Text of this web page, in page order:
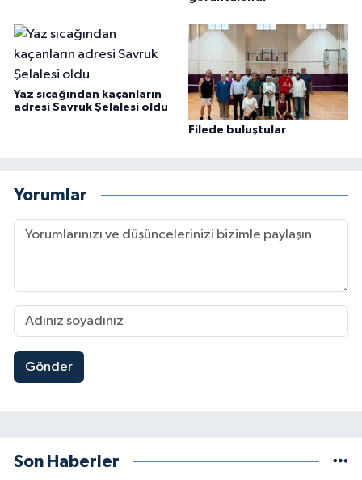
Yaz sıcağından kaçanların
adresi Savruk Şelalesi oldu
Filede buluştular
Yorumlar
Gönder
Son Haberler